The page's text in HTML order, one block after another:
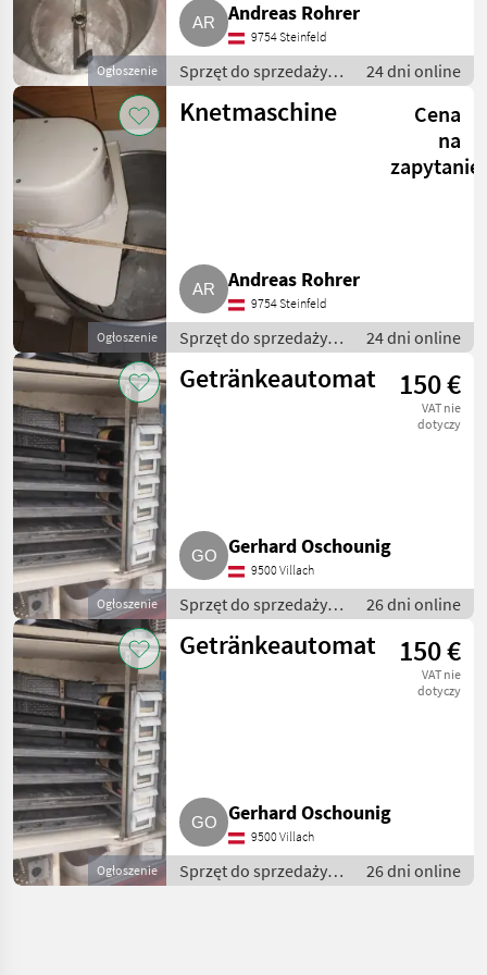
Ogłoszenie
Andreas Rohrer
9754 Steinfeld
Sprzęt do sprzedaży
pośredniej / Inny
sprzęt do sprzedaży
24 dni online
Ogłoszenie
Knetmaschine
Cena
na
zapytanie
Andreas Rohrer
9754 Steinfeld
Sprzęt do sprzedaży
pośredniej / Inny
sprzęt do sprzedaży
24 dni online
Ogłoszenie
Getränkeautomat 150 €
VAT nie
dotyczy
Gerhard Oschounig
9500 Villach
Sprzęt do sprzedaży
pośredniej / Inny
sprzęt do sprzedaży
26 dni online
Ogłoszenie
Getränkeautomat 150 €
VAT nie
dotyczy
Gerhard Oschounig
9500 Villach
Sprzęt do sprzedaży
pośredniej / Inny
26 dni online